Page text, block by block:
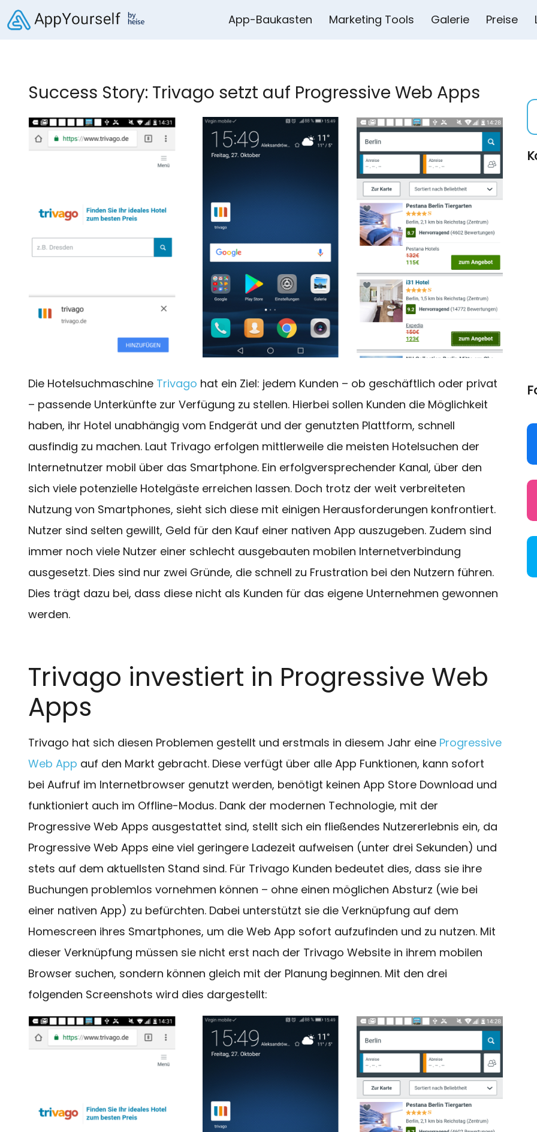
App-Baukasten Marketing Tools Galerie Preise
Success Story: Trivago setzt auf Progressive Web Apps
Die Hotelsuchmaschine Trivago hat ein Ziel: jedem Kunden – ob geschäftlich oder privat
– passende Unterkünfte zur Verfügung zu stellen. Hierbei sollen Kunden die Möglichkeit
haben, ihr Hotel unabhängig vom Endgerät und der genutzten Plattform, schnell
ausfindig zu machen. Laut Trivago erfolgen mittlerweile die meisten Hotelsuchen der
Internetnutzer mobil über das Smartphone. Ein erfolgversprechender Kanal, über den
sich viele potenzielle Hotelgäste erreichen lassen. Doch trotz der weit verbreiteten
Nutzung von Smartphones, sieht sich diese mit einigen Herausforderungen konfrontiert.
Nutzer sind selten gewillt, Geld für den Kauf einer nativen App auszugeben. Zudem sind
immer noch viele Nutzer einer schlecht ausgebauten mobilen Internetverbindung
ausgesetzt. Dies sind nur zwei Gründe, die schnell zu Frustration bei den Nutzern führen.
Dies trägt dazu bei, dass diese nicht als Kunden für das eigene Unternehmen gewonnen
werden.
Trivago investiert in Progressive Web
Apps
Trivago hat sich diesen Problemen gestellt und erstmals in diesem Jahr eine Progressive
Web App auf den Markt gebracht. Diese verfügt über alle App Funktionen, kann sofort
bei Aufruf im Internetbrowser genutzt werden, benötigt keinen App Store Download und
funktioniert auch im Offline-Modus. Dank der modernen Technologie, mit der
Progressive Web Apps ausgestattet sind, stellt sich ein fließendes Nutzererlebnis ein, da
Progressive Web Apps eine viel geringere Ladezeit aufweisen (unter drei Sekunden) und
stets auf dem aktuellsten Stand sind. Für Trivago Kunden bedeutet dies, dass sie ihre
Buchungen problemlos vornehmen können – ohne einen möglichen Absturz (wie bei
einer nativen App) zu befürchten. Dabei unterstützt sie die Verknüpfung auf dem
Homescreen ihres Smartphones, um die Web App sofort aufzufinden und zu nutzen. Mit
dieser Verknüpfung müssen sie nicht erst nach der Trivago Website in ihrem mobilen
Browser suchen, sondern können gleich mit der Planung beginnen. Mit den drei
folgenden Screenshots wird dies dargestellt: